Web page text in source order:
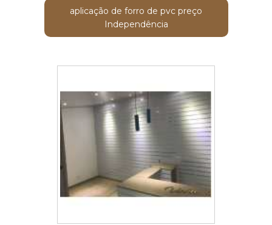
aplicação de forro de pvc preço
Independência